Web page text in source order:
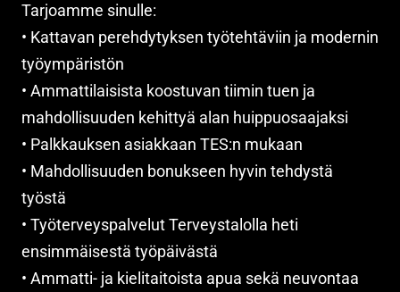
Tarjoamme sinulle:
• Kattavan perehdytyksen työtehtäviin ja modernin
työympäristön
• Ammattilaisista koostuvan tiimin tuen ja
mahdollisuuden kehittyä alan huippuosaajaksi
• Palkkauksen asiakkaan TES:n mukaan
• Mahdollisuuden bonukseen hyvin tehdystä
työstä
• Työterveyspalvelut Terveystalolla heti
ensimmäisestä työpäivästä
• Ammatti- ja kielitaitoista apua sekä neuvontaa